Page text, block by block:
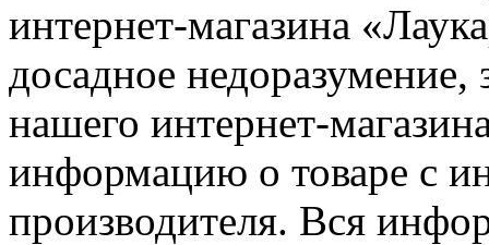
интернет-магазина
досадное недоразумение,
нашего интернет-
информацию о товаре с
производителя. Вся